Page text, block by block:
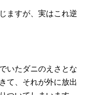
ますが、実はこれ逆
いたダニのえさとな
て、それが外に放出